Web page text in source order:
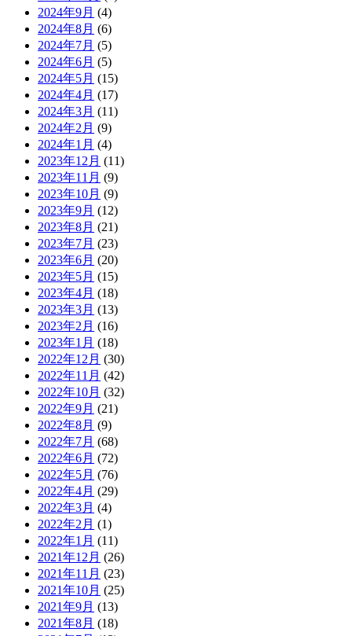
2024年9月 (4)
2024年8月 (6)
2024年7月 (5)
2024年6月 (5)
2024年5月 (15)
2024年4月 (17)
2024年3月 (11)
2024年2月 (9)
2024年1月 (4)
2023年12月 (11)
2023年11月 (9)
2023年10月 (9)
2023年9月 (12)
2023年8月 (21)
2023年7月 (23)
2023年6月 (20)
2023年5月 (15)
2023年4月 (18)
2023年3月 (13)
2023年2月 (16)
2023年1月 (18)
2022年12月 (30)
2022年11月 (42)
2022年10月 (32)
2022年9月 (21)
2022年8月 (9)
2022年7月 (68)
2022年6月 (72)
2022年5月 (76)
2022年4月 (29)
2022年3月 (4)
2022年2月 (1)
2022年1月 (11)
2021年12月 (26)
2021年11月 (23)
2021年10月 (25)
2021年9月 (13)
2021年8月 (18)